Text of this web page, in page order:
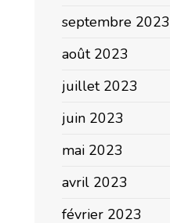
septembre 2023
août 2023
juillet 2023
juin 2023
mai 2023
avril 2023
février 2023